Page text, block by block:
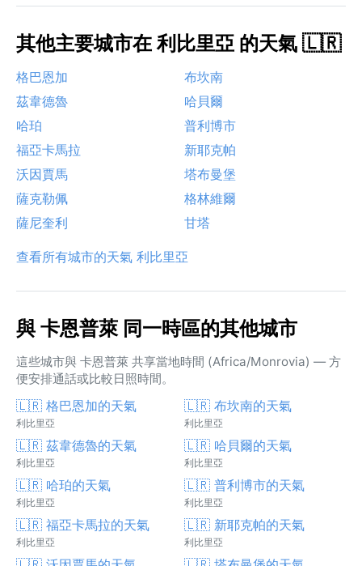
其他主要城市在 利比里亞 的天氣 🇱🇷
格巴恩加
布坎南
茲韋德魯
哈貝爾
哈珀
普利博市
福亞卡馬拉
新耶克帕
沃因賈馬
塔布曼堡
薩克勒佩
格林維爾
薩尼奎利
甘塔
查看所有城市的天氣 利比里亞
與 卡恩普萊 同一時區的其他城市
這些城市與 卡恩普萊 共享當地時間 (Africa/Monrovia) — 方
便安排通話或比較日照時間。
🇱🇷 格巴恩加的天氣
利比里亞
🇱🇷 布坎南的天氣
利比里亞
🇱🇷 茲韋德魯的天氣
利比里亞
🇱🇷 哈貝爾的天氣
利比里亞
🇱🇷 哈珀的天氣
利比里亞
🇱🇷 普利博市的天氣
利比里亞
🇱🇷 福亞卡馬拉的天氣
利比里亞
🇱🇷 新耶克帕的天氣
利比里亞